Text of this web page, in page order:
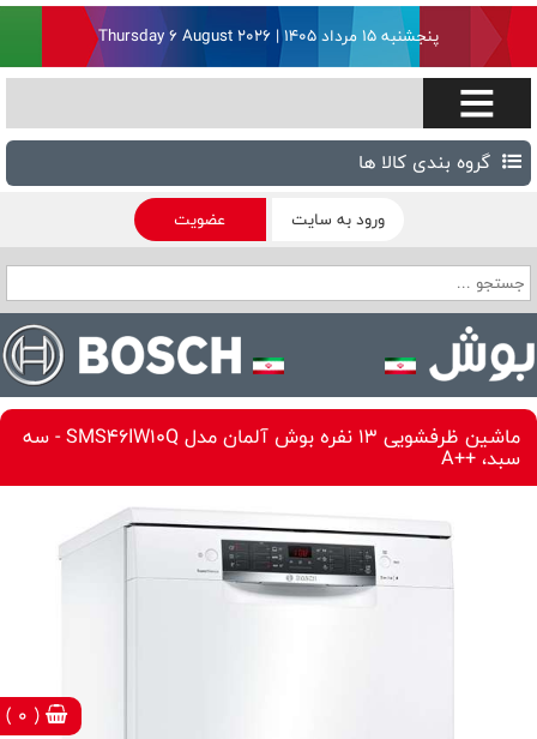
( 0 )
پنجشنبه ۱۵ مرداد ۱۴۰۵ | Thursday 6 August 2026
گروه بندی کالا ها
ورود به سایت عضویت
ماشین ظرفشویی 13 نفره بوش آلمان مدل SMS46IW10Q - سه
سبد، ++A